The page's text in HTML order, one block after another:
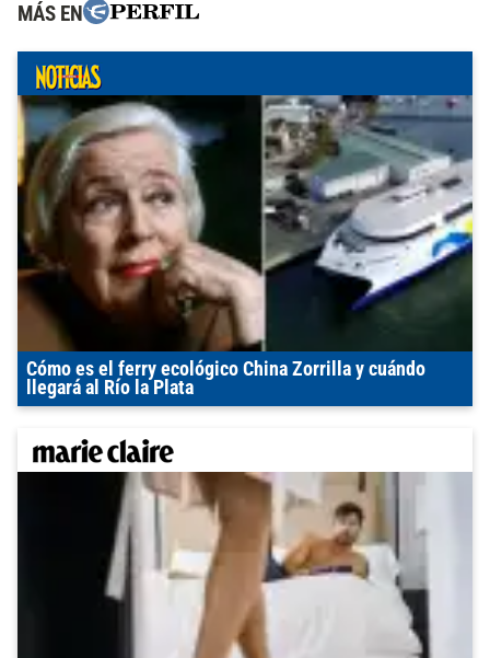
MÁS EN
Cómo es el ferry ecológico China Zorrilla y cuándo
llegará al Río la Plata